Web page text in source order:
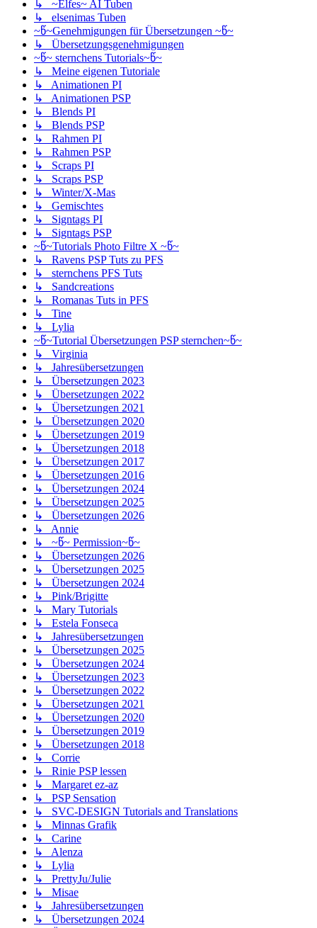
↳ ~Elfes~ AI Tuben
↳ elsenimas Tuben
~წ~Genehmigungen für Übersetzungen ~წ~
↳ Übersetzungsgenehmigungen
~წ~ sternchens Tutorials~წ~
↳ Meine eigenen Tutoriale
↳ Animationen PI
↳ Animationen PSP
↳ Blends PI
↳ Blends PSP
↳ Rahmen PI
↳ Rahmen PSP
↳ Scraps PI
↳ Scraps PSP
↳ Winter/X-Mas
↳ Gemischtes
↳ Signtags PI
↳ Signtags PSP
~წ~Tutorials Photo Filtre X ~წ~
↳ Ravens PSP Tuts zu PFS
↳ sternchens PFS Tuts
↳ Sandcreations
↳ Romanas Tuts in PFS
↳ Tine
↳ Lylia
~წ~Tutorial Übersetzungen PSP sternchen~წ~
↳ Virginia
↳ Jahresübersetzungen
↳ Übersetzungen 2023
↳ Übersetzungen 2022
↳ Übersetzungen 2021
↳ Übersetzungen 2020
↳ Übersetzungen 2019
↳ Übersetzungen 2018
↳ Übersetzungen 2017
↳ Übersetzungen 2016
↳ Übersetzungen 2024
↳ Übersetzungen 2025
↳ Übersetzungen 2026
↳ Annie
↳ ~წ~ Permission~წ~
↳ Übersetzungen 2026
↳ Übersetzungen 2025
↳ Übersetzungen 2024
↳ Pink/Brigitte
↳ Mary Tutorials
↳ Estela Fonseca
↳ Jahresübersetzungen
↳ Übersetzungen 2025
↳ Übersetzungen 2024
↳ Übersetzungen 2023
↳ Übersetzungen 2022
↳ Übersetzungen 2021
↳ Übersetzungen 2020
↳ Übersetzungen 2019
↳ Übersetzungen 2018
↳ Corrie
↳ Rinie PSP lessen
↳ Margaret ez-az
↳ PSP Sensation
↳ SVC-DESIGN Tutorials and Translations
↳ Minnas Grafik
↳ Carine
↳ Alenza
↳ Lylia
↳ PrettyJu/Julie
↳ Misae
↳ Jahresübersetzungen
↳ Übersetzungen 2024